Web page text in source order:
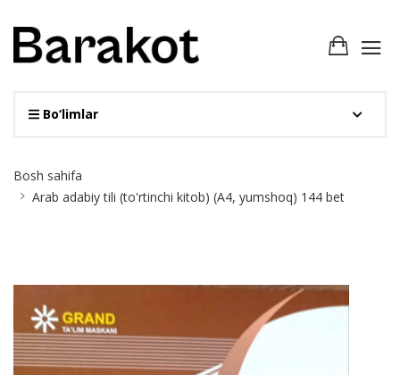
Bo‘limlar
Breadcrumb
Bosh sahifa
Arab adabiy tili (to'rtinchi kitob) (А4, yumshoq) 144 bet